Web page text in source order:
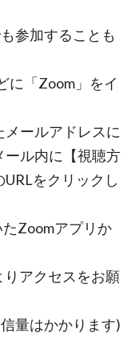
参加することも
「Zoom」をイ
ールアドレスに
ール内に【視聴方
をクリックし
Zoomアプリか
アクセスをお願
量はかかります)